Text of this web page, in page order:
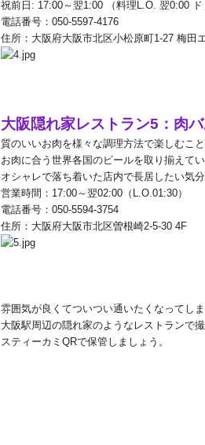
祝前日 : 17:00～翌1:00 （料理 L.O. 翌0:00
電話番号： 050-5597-4176
住所：大阪府大阪市北区小松原町1-27 梅田
大阪隠れ家レストラン5 ：肉
質のいいお肉を様々な調理方法で楽しむこと
お肉に合う世界各国のビールを取り揃えてい
オシャレで落ち着いた店内で長居したい気分
営業時間： 17:00～翌02:00 （ L.O.01:30）
電話番号： 050-5594-3754
住所：大阪府大阪市北区曽根崎2-5-30 4F
雰囲気が良くてついつい通いたくなってしま
大阪駅周辺の隠れ家のようなレストランで撮
スティーカミ QRで保管しましょう。